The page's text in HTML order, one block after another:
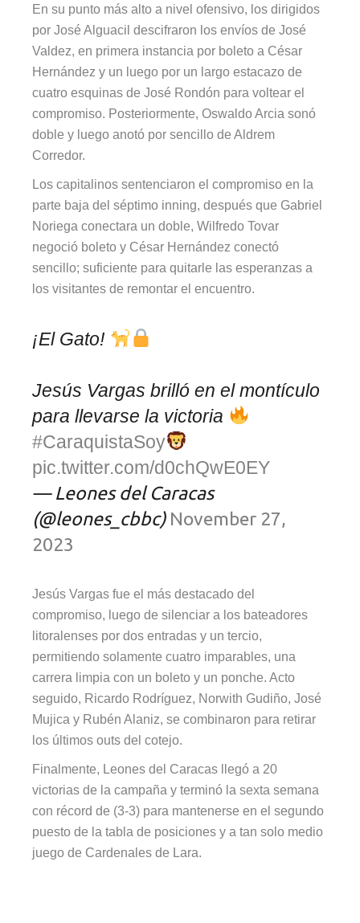
En su punto más alto a nivel ofensivo, los dirigidos
por José Alguacil descifraron los envíos de José
Valdez, en primera instancia por boleto a César
Hernández y un luego por un largo estacazo de
cuatro esquinas de José Rondón para voltear el
compromiso. Posteriormente, Oswaldo Arcia sonó
doble y luego anotó por sencillo de Aldrem
Corredor.
Los capitalinos sentenciaron el compromiso en la
parte baja del séptimo inning, después que Gabriel
Noriega conectara un doble, Wilfredo Tovar
negoció boleto y César Hernández conectó
sencillo; suficiente para quitarle las esperanzas a
los visitantes de remontar el encuentro.
¡El Gato!
Jesús Vargas brilló en el montículo
para llevarse la victoria
#CaraquistaSoy
pic.twitter.com/d0chQwE0EY
— Leones del Caracas
(@leones_cbbc) November 27,
2023
Jesús Vargas fue el más destacado del
compromiso, luego de silenciar a los bateadores
litoralenses por dos entradas y un tercio,
permitiendo solamente cuatro imparables, una
carrera limpia con un boleto y un ponche. Acto
seguido, Ricardo Rodríguez, Norwith Gudiño, José
Mujica y Rubén Alaniz, se combinaron para retirar
los últimos outs del cotejo.
Finalmente, Leones del Caracas llegó a 20
victorias de la campaña y terminó la sexta semana
con récord de (3-3) para mantenerse en el segundo
puesto de la tabla de posiciones y a tan solo medio
juego de Cardenales de Lara.